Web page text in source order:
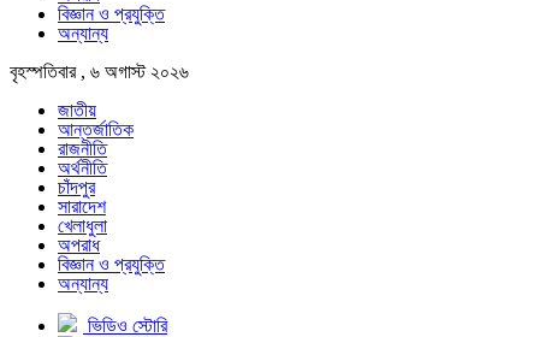
বিজ্ঞান ও প্রযুক্তি
অন্যান্য
বৃহস্পতিবার , ৬ অগাস্ট ২০২৬
জাতীয়
আন্তর্জাতিক
রাজনীতি
অর্থনীতি
চাঁদপুর
সারাদেশ
খেলাধুলা
অপরাধ
বিজ্ঞান ও প্রযুক্তি
অন্যান্য
ভিডিও স্টোরি